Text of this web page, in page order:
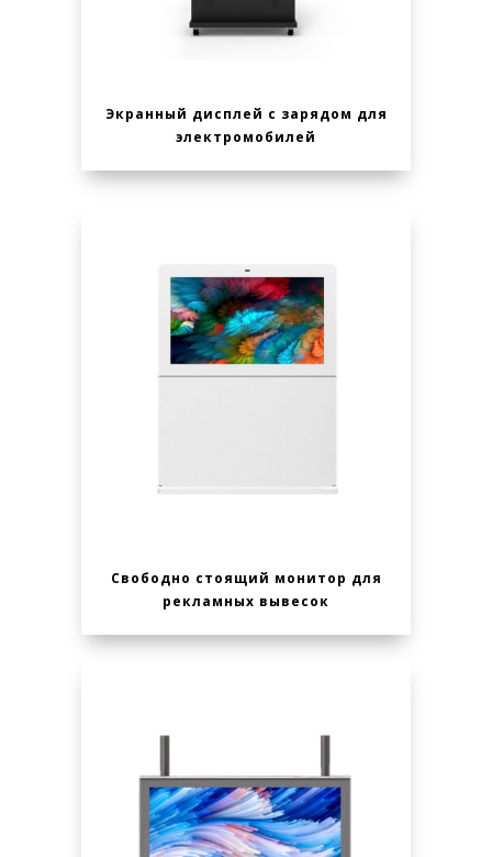
Экранный дисплей с зарядом для
электромобилей
Свободно стоящий монитор для
рекламных вывесок